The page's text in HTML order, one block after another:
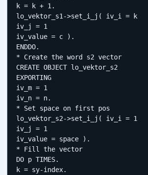
k = k + 1.
lo_vektor_s1->set_i_j( iv_i = k
iv_j = 1
iv_value = c ).
ENDDO.
* Create the word s2 vector
CREATE OBJECT lo_vektor_s2
EXPORTING
iv_m = 1
iv_n = n.
* Set space on first pos
lo_vektor_s2->set_i_j( iv_i = 1
iv_j = 1
iv_value = space ).
* Fill the vector
DO p TIMES.
k = sy-index.